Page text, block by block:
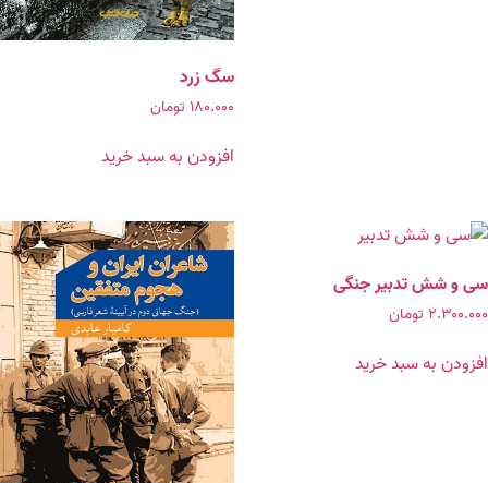
سگ زرد
۱۸۰.۰۰۰ تومان
افزودن به سبد خرید
سی و شش تدبیر جنگی
۲.۳۰۰.۰۰۰ تومان
افزودن به سبد خرید